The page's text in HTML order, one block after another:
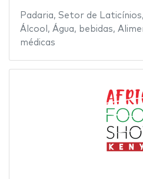
Padaria, Setor de Laticínios,
Álcool , Água, bebidas,
médicas